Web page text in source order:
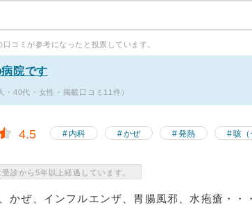
口コミが参考になったと投票しています。
院です
・40代・女性・掲載口コミ11件）
4.5 内科 かぜ 発熱 咳（
受診から5年以上経過しています。
かぜ、インフルエンザ、胃腸風邪、水疱瘡・・